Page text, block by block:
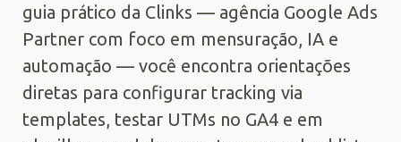
guia prático da Clinks — agência Google Ads
Partner com foco em mensuração, IA e
automação — você encontra orientações
diretas para configurar tracking via
templates, testar UTMs no GA4 e em